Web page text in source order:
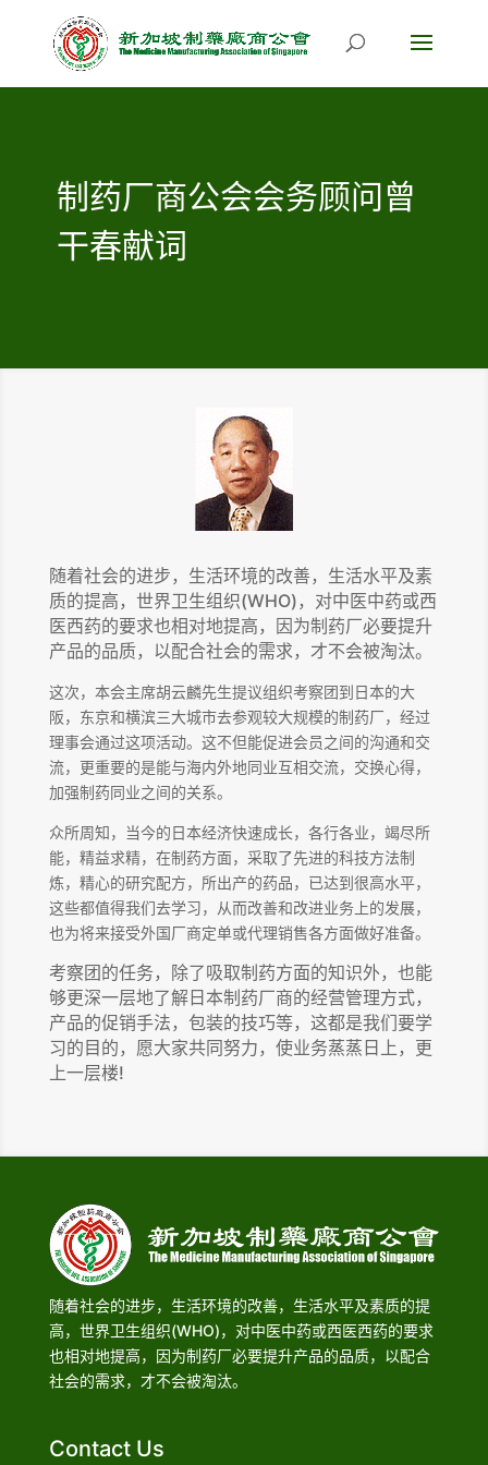
制药厂商公会会务顾问曾
干春献词
随着社会的进步，生活环境的改善，生活水平及素
质的提高，世界卫生组织(WHO)，对中医中药或西
医西药的要求也相对地提高，因为制药厂必要提升
产品的品质，以配合社会的需求，才不会被淘汰。
这次，本会主席胡云麟先生提议组织考察团到日本的大
阪，东京和横滨三大城市去参观较大规模的制药厂，经过
理事会通过这项活动。这不但能促进会员之间的沟通和交
流，更重要的是能与海内外地同业互相交流，交换心得，
加强制药同业之间的关系。
众所周知，当今的日本经济快速成长，各行各业，竭尽所
能，精益求精，在制药方面，采取了先进的科技方法制
炼，精心的研究配方，所出产的药品，已达到很高水平，
这些都值得我们去学习，从而改善和改进业务上的发展，
也为将来接受外国厂商定单或代理销售各方面做好准备。
考察团的任务，除了吸取制药方面的知识外，也能
够更深一层地了解日本制药厂商的经营管理方式，
产品的促销手法，包装的技巧等，这都是我们要学
习的目的，愿大家共同努力，使业务蒸蒸日上，更
上一层楼!
随着社会的进步，生活环境的改善，生活水平及素质的提
高，世界卫生组织(WHO)，对中医中药或西医西药的要求
也相对地提高，因为制药厂必要提升产品的品质，以配合
社会的需求，才不会被淘汰。
Contact Us